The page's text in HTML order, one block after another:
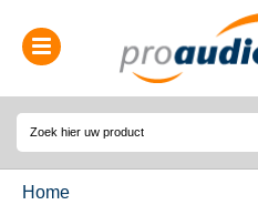
0314-364515
Home